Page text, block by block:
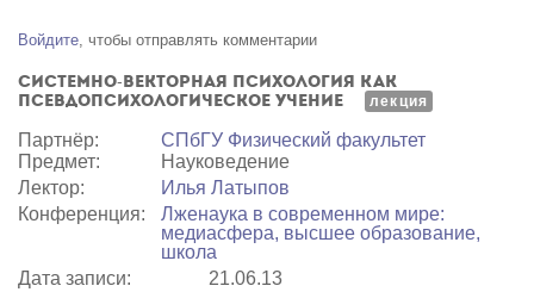
Courses in English
Войти
Войдите, чтобы отправлять комментарии
Системно-векторная психология как
псевдопсихологическое учение
лекция
Партнёр:
СПбГУ Физический факультет
Предмет:
Науковедение
Лектор:
Илья Латыпов
Конференция:
Лженаука в современном мире:
медиасфера, высшее образование,
школа
Дата записи:
21.06.13